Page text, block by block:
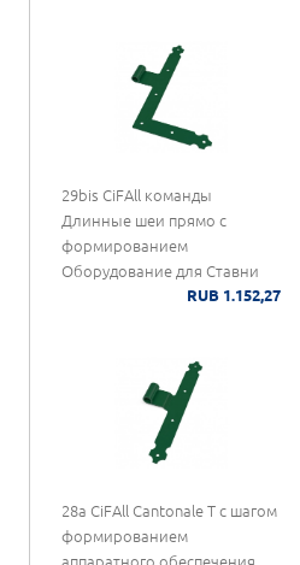
29bis CiFAll команды
Длинные шеи прямо с
формированием
Оборудование для Ставни
RUB 1.152,27
28а CiFAll Cantonale Т с шагом
формированием